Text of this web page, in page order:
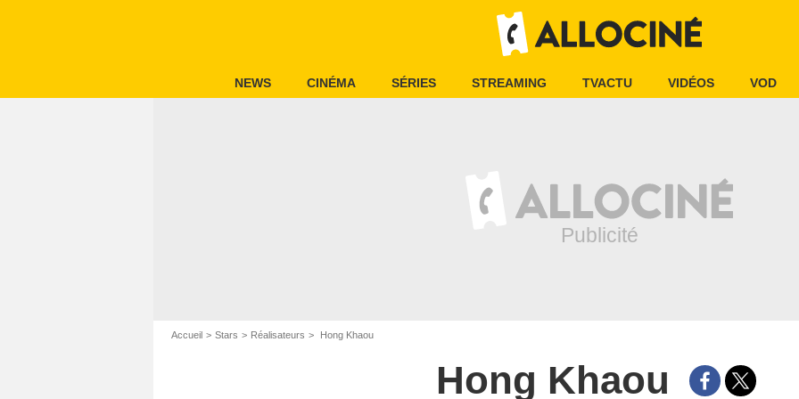
NEWS CINÉMA SÉRIES STREAMING TVACTU VIDÉOS VOD
Accueil Stars Réalisateurs Hong Khaou
Hong Khaou